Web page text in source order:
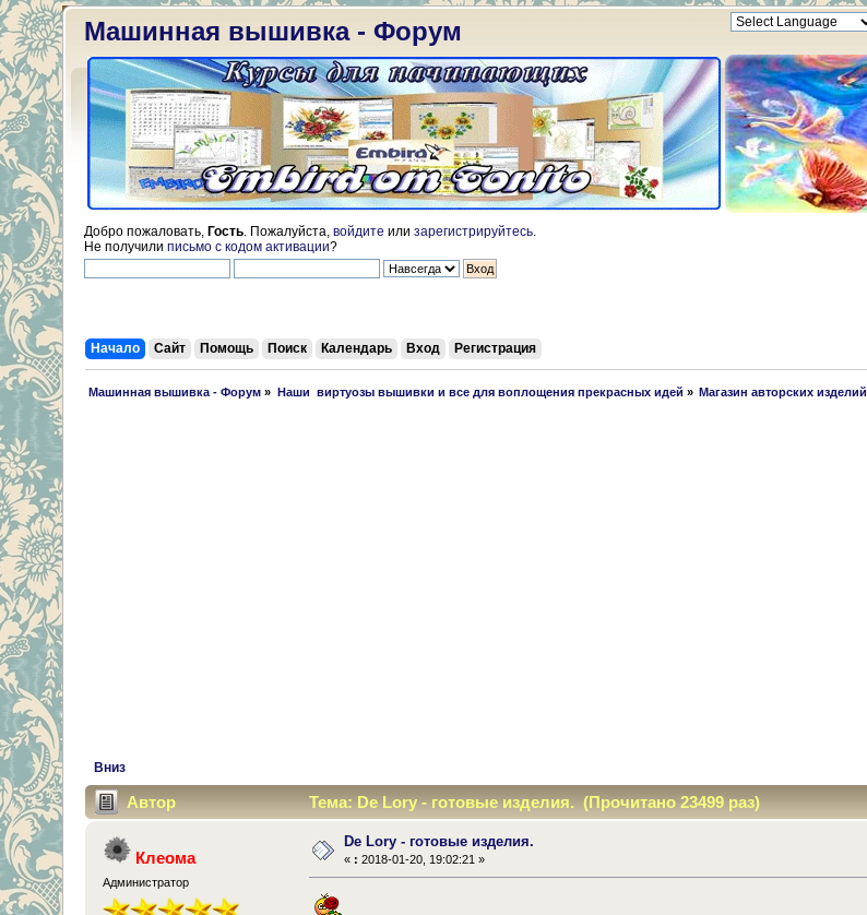
Машинная вышивка - Форум
Добро пожаловать, Гость . Пожалуйста, войдите или зарегистрируйтесь
Не получили письмо с кодом активации?
Начало Сайт Помощь Поиск Календарь Вход Регистрация
Машинная вышивка - Форум » Наши  виртуозы вышивки и все для воплощения прекрасных идей » Магазин авторских изделий
Вниз
Автор Тема: De Lory - готовые изделия. (Прочитано 23499 раз)
Клеома
Администратор
De Lory - готовые изделия.
« : 2018-01-20, 19:02:21 »